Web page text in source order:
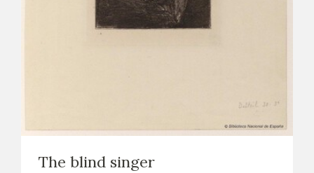
The blind singer